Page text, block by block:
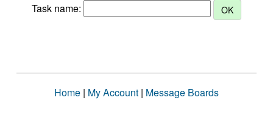
Task name:
Home | My Account | Message Boards